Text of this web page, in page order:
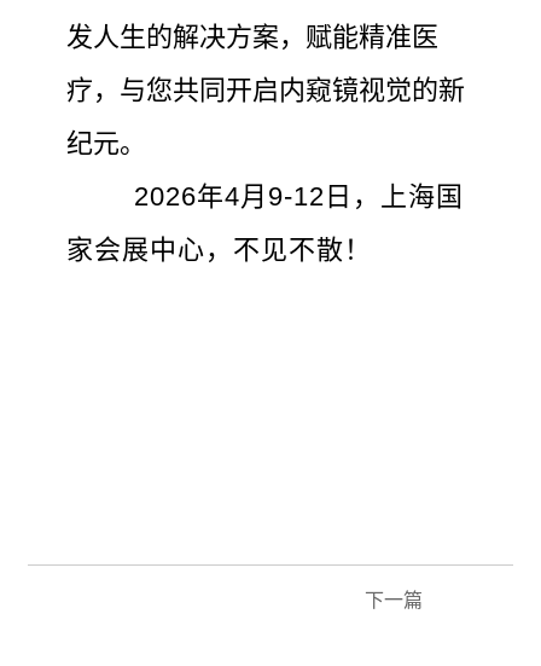
发人生的解决方案，赋能精准医
疗，与您共同开启内窥镜视觉的新
纪元。
2026年4月9-12日，上海国
家会展中心，不见不散！
下一篇